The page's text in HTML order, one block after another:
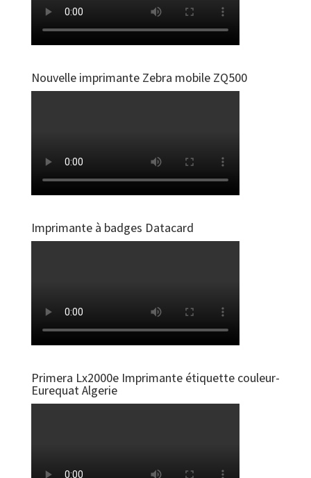
Nouvelle imprimante Zebra mobile ZQ500
Imprimante à badges Datacard
Primera Lx2000e Imprimante étiquette couleur-
Eurequat Algerie